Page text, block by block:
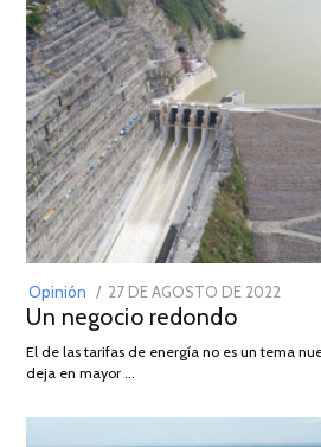
Opinión
POSTED
ON
27 DE AGOSTO DE 2022
DE
Un negocio redondo
El de las tarifas de energía no es un tema
deja en mayor …